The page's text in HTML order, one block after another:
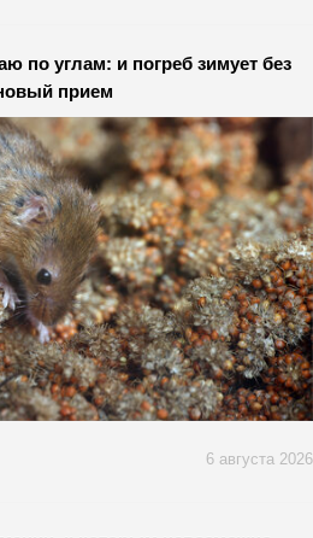
по углам: и погреб зимует без
прием
6 августа 2026